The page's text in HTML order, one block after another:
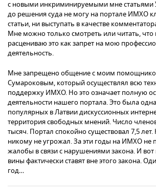
с новыми инкриминируемыми мне статьями
до решения суда не могу на портале ИМХО
статьи, ни выступать в качестве
Мне можно только смотреть или читать, что
расцениваю это как запрет на мою
деятельность.
Мне запрещено общение с моим
Сумароковым, который осуществлял всю
поддержку ИМХО. Но это означает полную
деятельности нашего портала. Это была
популярных в Латвии дискуссионных
территория свободных мнений. Число
тысяч. Портал спокойно существовал 7,5
никому не угрожал. За эти годы на ИМХО не
жалобы в связи с нарушениями закона. И вот
вины фактически ставят вне этого закона.
год…